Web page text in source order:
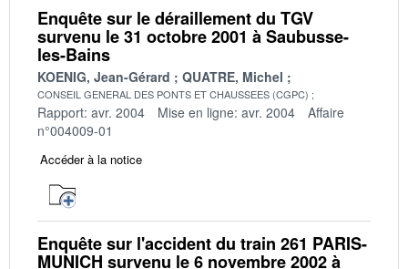
Enquête sur le déraillement du TGV
survenu le 31 octobre 2001 à Saubusse-
les-Bains
KOENIG, Jean-Gérard QUATRE, Michel
CONSEIL GENERAL DES PONTS ET CHAUSSEES (CGPC)
Rapport: avr. 2004 Mise en ligne: avr. 2004
Affaire
n°004009-01
Accéder à la notice
Enquête sur l'accident du train 261 PARIS-
MUNICH survenu le 6 novembre 2002 à